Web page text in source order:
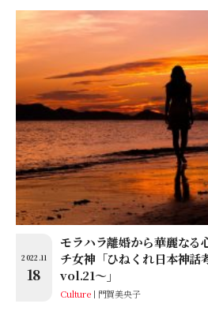
2022.11
18
モラハラ離婚から華麗なる
チ女神「ひねくれ日本神話
vol.21〜」
Culture 門賀美央子